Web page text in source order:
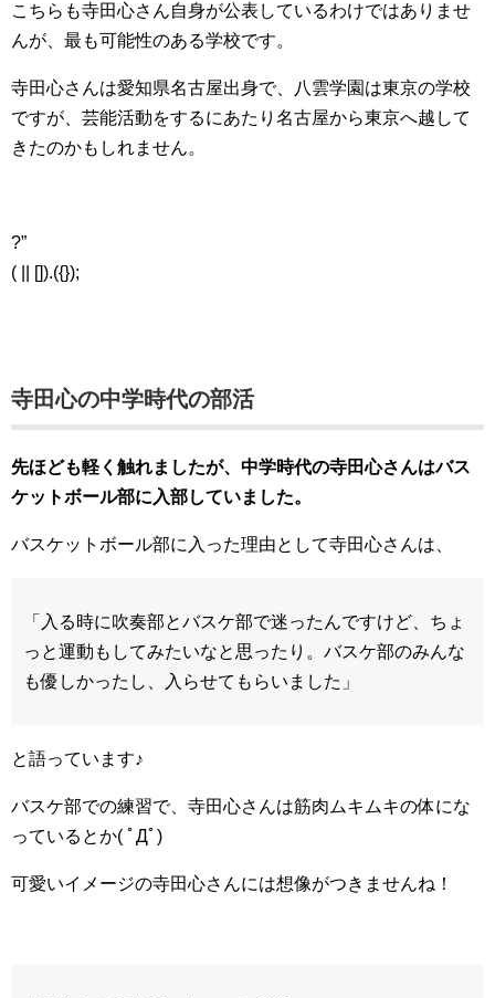
こちらも寺田心さん自身が公表しているわけではありませ
んが、最も可能性のある学校です。
寺田心さんは愛知県名古屋出身で、八雲学園は東京の学校
ですが、芸能活動をするにあたり名古屋から東京へ越して
きたのかもしれません。
?”
( || []).({});
寺田心の中学時代の部活
先ほども軽く触れましたが、中学時代の寺田心さんはバス
ケットボール部に入部していました。
バスケットボール部に入った理由として寺田心さんは、
「入る時に吹奏部とバスケ部で迷ったんですけど、ちょ
っと運動もしてみたいなと思ったり。バスケ部のみんな
も優しかったし、入らせてもらいました」
と語っています♪
バスケ部での練習で、寺田心さんは筋肉ムキムキの体にな
っているとか( ﾟДﾟ)
可愛いイメージの寺田心さんには想像がつきませんね！